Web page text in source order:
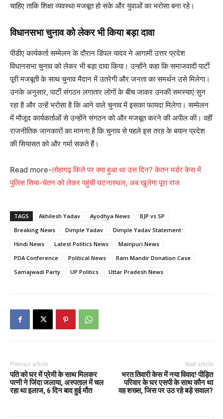
चाहिए ताकि शिक्षा व्यवस्था मजबूत हो सके और युवाओं का भरोसा बना रहे।
विधानसभा चुनाव को लेकर भी किया बड़ा दावा
पीडीए कार्यकर्ता सम्मेलन के दौरान डिंपल यादव ने आगामी उत्तर प्रदेश
विधानसभा चुनाव को लेकर भी बड़ा दावा किया। उन्होंने कहा कि समाजवादी पार्टी
पूरी मजबूती के साथ चुनाव मैदान में उतरेगी और जनता का समर्थन उसे मिलेगा।
उनके अनुसार, पार्टी संगठन लगातार लोगों के बीच जाकर उनकी समस्याएं सुन
रहा है और उन्हें भरोसा है कि आने वाले चुनाव में इसका फायदा मिलेगा। सम्मेलन
में मौजूद कार्यकर्ताओं से उन्होंने संगठन को और मजबूत करने की अपील की। वहीं
राजनीतिक जानकारों का मानना है कि चुनाव से पहले इस तरह के बयान प्रदेश
की सियासत को और गर्मा सकते हैं।
Read more-लोहागढ़ किले पर क्या हुआ था उस दिन? केतन मर्डर केस में
पुलिस सिया-चेतन को लेकर पहुंची घटनास्थल, अब खुलेगा पूरा राज
TAGS Akhilesh Yadav Ayodhya News
BJP vs SP
Breaking News
Dimple Yadav
Dimple Yadav Statement
Hindi News
Latest Politics News
Mainpuri News
PDA Conference
Political News
Ram Mandir Donation Case
Samajwadi Party
UP Politics Uttar Pradesh News
Previous article
पति को घर में प्रेमी के साथ मिलकर
पत्नी ने जिंदा जलाया, अस्पताल में चल
रहा था इलाज, 6 दिन बाद हुई मौत
Next article
भरत तिवारी केस में नया विवाद! पीड़ित
परिवार के घर एसपी के साथ कौन था
वह शख्स, जिस पर उठ रहे बड़े सवाल?